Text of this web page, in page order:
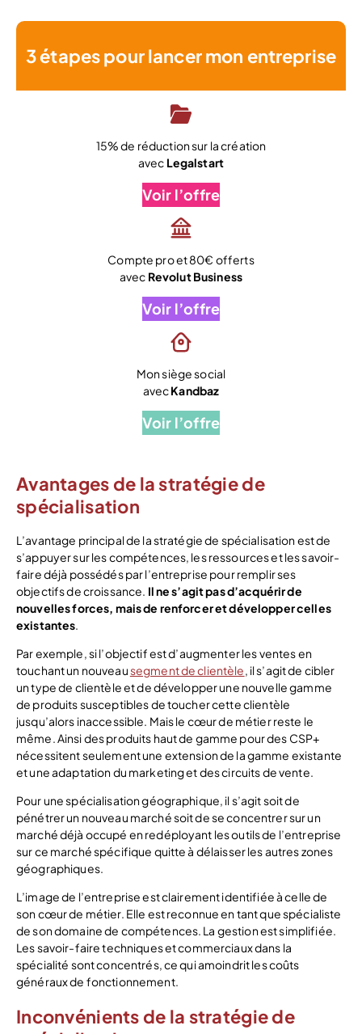
3 étapes pour lancer mon entreprise
15% de réduction sur la création
avec Legalstart
Voir l’offre
Compte pro et 80€ offerts
avec Revolut Business
Voir l’offre
Mon siège social
avecKandbaz
Voir l’offre
Avantages de la stratégie de
spécialisation
L’avantage principal de la stratégie de spécialisation est de
s’appuyer sur les compétences, les ressources et les savoir-
faire déjà possédés par l’entreprise pour remplir ses
objectifs de croissance. Il ne s’agit pas d’acquérir de
nouvelles forces, mais de renforcer et développer celles
existantes.
Par exemple, si l’objectif est d’augmenter les ventes en
touchant un nouveausegment de clientèle, il s’agit de cibler
un type de clientèle et de développer une nouvelle gamme
de produits susceptibles de toucher cette clientèle
jusqu’alors inaccessible. Mais le cœur de métier reste le
même. Ainsi des produits haut de gamme pour des CSP+
nécessitent seulement une extension de la gamme existante
et une adaptation du marketing et des circuits de vente.
Pour une spécialisation géographique, il s’agit soit de
pénétrer un nouveau marché soit de se concentrer sur un
marché déjà occupé en redéployant les outils de l’entreprise
sur ce marché spécifique quitte à délaisser les autres zones
géographiques.
L’image de l’entreprise est clairement identifiée à celle de
son cœur de métier. Elle est reconnue en tant que spécialiste
de son domaine de compétences. La gestion est simplifiée.
Les savoir-faire techniques et commerciaux dans la
spécialité sont concentrés, ce qui amoindrit les coûts
généraux de fonctionnement.
Inconvénients de la stratégie de